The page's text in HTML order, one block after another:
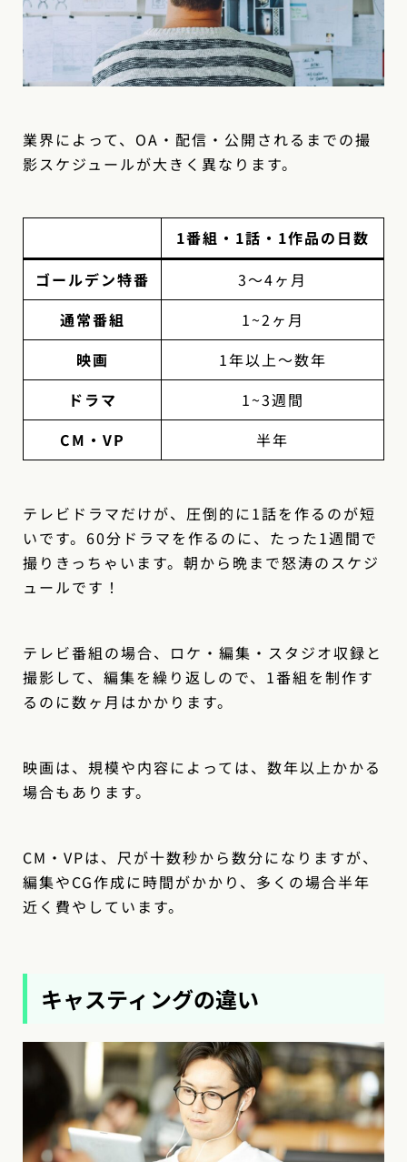
業界によって、OA・配信・公開されるまでの撮
影スケジュールが大きく異なります。
1番組・1話・1作品の日数
ゴールデン特番
3〜4ヶ月
通常番組
1~2ヶ月
映画
1年以上〜数年
ドラマ
1~3週間
CM・VP
半年
テレビドラマだけが、圧倒的に1話を作るのが短
いです。60分ドラマを作るのに、たった1週間で
撮りきっちゃいます。朝から晩まで怒涛のスケジ
ュールです！
テレビ番組の場合、ロケ・編集・スタジオ収録と
撮影して、編集を繰り返しので、1番組を制作す
るのに数ヶ月はかかります。
映画は、規模や内容によっては、数年以上かかる
場合もあります。
CM・VPは、尺が十数秒から数分になりますが、
編集やCG作成に時間がかかり、多くの場合半年
近く費やしています。
キャスティングの違い